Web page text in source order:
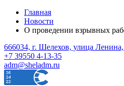
Главная
Новости
О проведении взрывных
666034, г. Шелехов, улица
+7 39550 4-13-35
adm@sheladm.ru